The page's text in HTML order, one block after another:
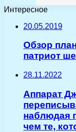
Интересное
20.05.2019
Обзор
патриот
28.11.2022
Аппарат
наблюдая
чем те,